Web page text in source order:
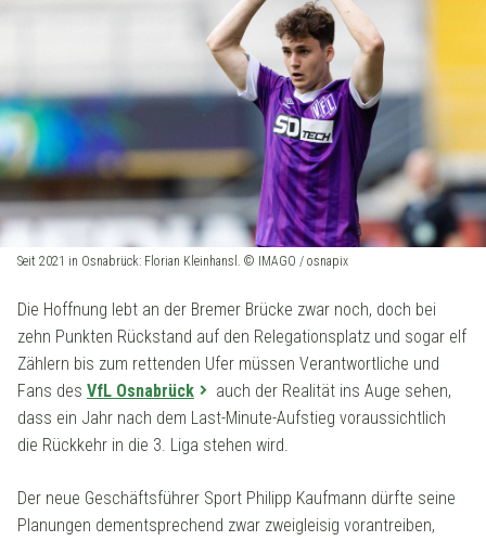
Seit 2021 in Osnabrück: Florian Kleinhansl. © IMAGO / osnapix
Die Hoffnung lebt an der Bremer Brücke zwar noch, doch bei
zehn Punkten Rückstand auf den Relegationsplatz und sogar elf
Zählern bis zum rettenden Ufer müssen Verantwortliche und
Fans des VfL Osnabrück
auch der Realität ins Auge sehen,
dass ein Jahr nach dem Last-Minute-Aufstieg voraussichtlich
die Rückkehr in die 3. Liga stehen wird.
Der neue Geschäftsführer Sport Philipp Kaufmann dürfte seine
Planungen dementsprechend zwar zweigleisig vorantreiben,